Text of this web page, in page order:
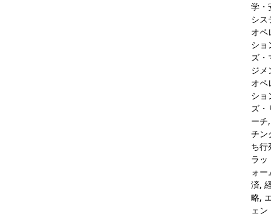
学・
シス
オペ
ショ
ズ・
ジメ
オペ
ショ
ズ・
ーチ
チン
ち行
ラッ
ォー
済,
略,
ェン